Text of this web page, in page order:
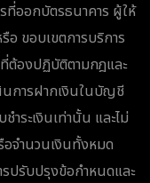
ที่ออกบัตรธนาคาร ผู้ให้
อ ขอบเขตการบริการ
ต้องปฏิบัติตามกฎและ
นการฝากเงินในบัญชี
ำระเงินเท่านั้น และไม่
อจำนวนเงินทั้งหมด
รปรับปรุงข้อกำหนดและ